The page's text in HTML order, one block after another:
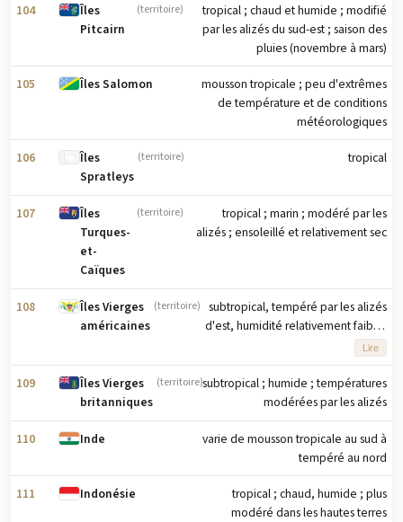
104
Îles
Pitcairn
(territoire)
tropical ; chaud et humide ; modifié
par les alizés du sud-est ; saison des
pluies (novembre à mars)
105 Îles Salomon
mousson tropicale ; peu d'extrêmes
de température et de conditions
météorologiques
106
Îles
Spratleys
(territoire) tropical
107
Îles
Turques-
et-
Caïques
(territoire)
tropical ; marin ; modéré par les
alizés ; ensoleillé et relativement sec
108
Îles Vierges
américaines
(territoire)
subtropical, tempéré par les alizés
d'est, humidité relativement faible,
faible variation saisonnière de
température ; saison des pluies de
septembre à novembre
Lire
109
Îles Vierges
britanniques
(territoire)subtropical ; humide ; températures
modérées par les alizés
110 Inde
varie de mousson tropicale au sud à
tempéré au nord
111 Indonésie
tropical ; chaud, humide ; plus
modéré dans les hautes terres